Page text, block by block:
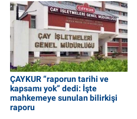
ÇAYKUR “raporun tarihi ve
kapsamı yok” dedi: İşte
mahkemeye sunulan bilirkişi
raporu